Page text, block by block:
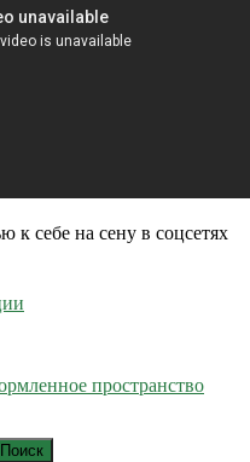
к себе на сену в соцсетях
пространство
Поиск